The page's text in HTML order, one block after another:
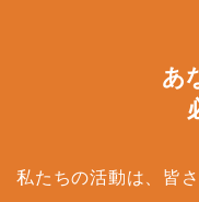
あ
私たちの活動は、皆